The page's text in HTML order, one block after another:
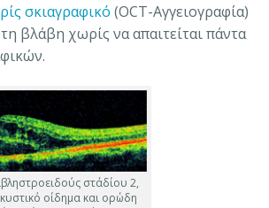
σκιαγραφικό (OCT-Αγγειογραφία)
βλάβη χωρίς να απαιτείται πάντα
στάδίου 2,
οίδημα και ορώδη